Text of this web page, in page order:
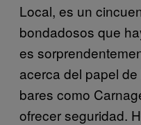
Local, es un
bondadosos que
es
acerca del papel
bares como
ofrecer seguridad.